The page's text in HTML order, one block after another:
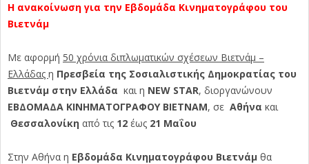
Η ανακοίνωση για την Εβδομάδα Κινηματογράφου του
Βιετνάμ
Με αφορμή 50 χρόνια διπλωματικών σχέσεων Βιετνάμ –
Ελλάδας η Πρεσβεία της Σοσιαλιστικής Δημοκρατίας του
Βιετνάμ στην Ελλάδα και η NEW STAR, διοργανώνουν
ΕΒΔΟΜΑΔΑ ΚΙΝΗΜΑΤΟΓΡΑΦΟΥ ΒΙΕΤΝΑΜ, σε Αθήνα και
Θεσσαλονίκη από τις 12 έως 21 Μαΐου
Στην Αθήνα η Εβδομάδα Κινηματογράφου Βιετνάμ θα